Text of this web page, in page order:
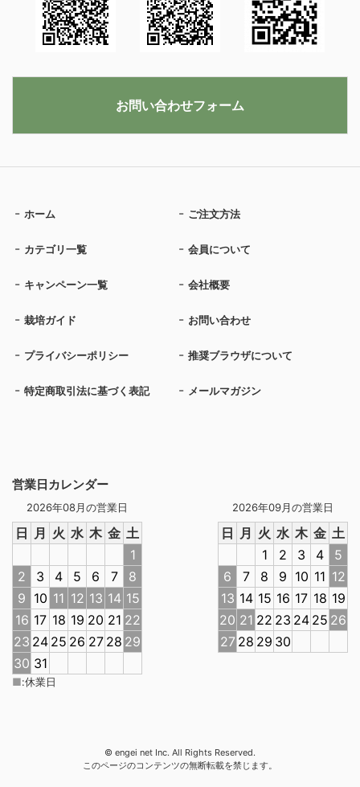
営業日カレンダー
2026年08月の営業日
日 月 火 水 木 金 土
1
2
3 4 5 6 7
8
9 10 11 12 13 14 15
16 17 18 19 20 21 22
23 24 25 26 27 28 29
30 31
2026年09月の営業日
日 月 火 水 木 金 土
1
2 3 4
5
6
7 8 9 10 11 12
13 14 15 16 17 18 19
20 21 22 23 24 25 26
27 28 29 30
■:休業日
ホーム ご注文方法
カテゴリ一覧 会員について
キャンペーン一覧 会社概要
栽培ガイド お問い合わせ
プライバシーポリシー 推奨ブラウザについて
特定商取引法に基づく表記 メールマガジン
お問い合わせフォーム
© engei net Inc. All Rights Reserved.
このページのコンテンツの無断転載を禁じます。